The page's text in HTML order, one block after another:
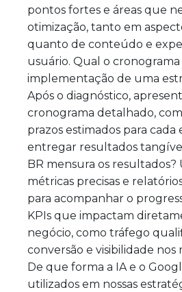
pontos fortes e áreas que
otimização, tanto em
quanto de conteúdo e
usuário. Qual o cronograma
implementação de uma
Após o diagnóstico,
cronograma detalhado,
prazos estimados para cada
entregar resultados
BR mensura os resultados?
métricas precisas e
para acompanhar o
KPIs que impactam
negócio, como tráfego
conversão e visibilidade nos
De que forma a IA e o
utilizados em nossas